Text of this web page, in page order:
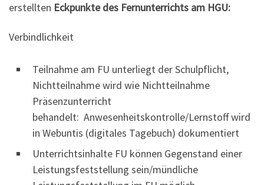
erstellten Eckpunkte des Fernunterrichts am HGU:
Verbindlichkeit
Teilnahme am FU unterliegt der Schulpflicht,
Nichtteilnahme wird wie Nichtteilnahme
Präsenzunterricht
behandelt: Anwesenheitskontrolle/Lernstoff wird
in Webuntis (digitales Tagebuch) dokumentiert
Unterrichtsinhalte FU können Gegenstand einer
Leistungsfeststellung sein/mündliche